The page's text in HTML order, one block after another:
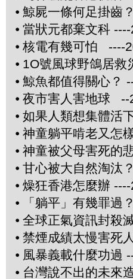
⦁ 鯨屍一條何足掛齒
⦁ 當狀元都棄文科
⦁ 核電有幾可怕 ----
⦁ 1O號風球野鴿居
⦁ 鯨魚都值得關心？
⦁ 夜市害人害地球 --
⦁ 如果人類想集體活
⦁ 神童躺平啃老又怎
⦁ 神童被父母害死的
⦁ 甘心被大自然淘汰
⦁ 燥狂香港怎麼辦
⦁
「躺平」有幾罪過
⦁ 全球正氣資訊封殺
⦁ 禁煙成績太慢害死
⦁ 風暴義載什麼功過
⦁ 台灣說不出的未來